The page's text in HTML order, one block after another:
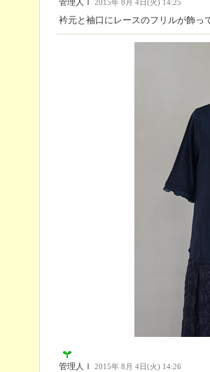
2015年 8月 4日(火) 14:25
衿元と袖口にレースのフリルが飾っ
管理人Ｉ 2015年 8月 4日(火) 14:26